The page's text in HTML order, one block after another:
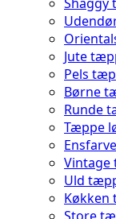
Jute
Pels
Børne
Runde
Tæppe
Uld